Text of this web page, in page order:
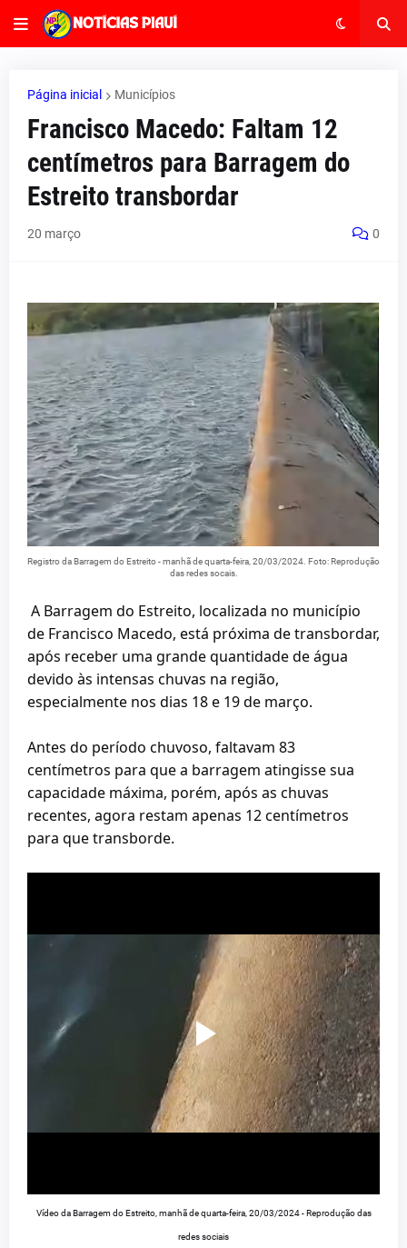
Página inicial Municípios
Francisco Macedo: Faltam 12
centímetros para Barragem do
Estreito transbordar
20 março 0
Registro da Barragem do Estreito - manhã de quarta-feira, 20/03/2024. Foto: Reprodução
das redes socais.
A Barragem do Estreito, localizada no município
de Francisco Macedo, está próxima de transbordar,
após receber uma grande quantidade de água
devido às intensas chuvas na região,
especialmente nos dias 18 e 19 de março.
Antes do período chuvoso, faltavam 83
centímetros para que a barragem atingisse sua
capacidade máxima, porém, após as chuvas
recentes, agora restam apenas 12 centímetros
para que transborde.
Vídeo da Barragem do Estreito, manhã de quarta-feira, 20/03/2024 - Reprodução das
redes sociais